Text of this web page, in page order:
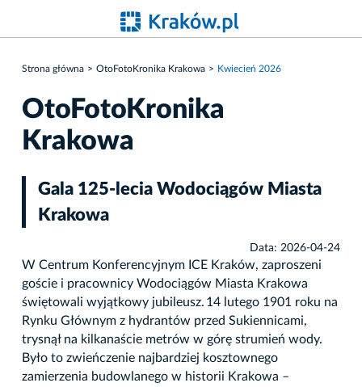
Strona główna OtoFotoKronika Krakowa Kwiecień 2026
OtoFotoKronika
Krakowa
Gala 125-lecia Wodociągów Miasta
Krakowa
Data: 2026-04-24
W Centrum Konferencyjnym ICE Kraków, zaproszeni
goście i pracownicy Wodociągów Miasta Krakowa
świętowali wyjątkowy jubileusz. 14 lutego 1901 roku na
Rynku Głównym z hydrantów przed Sukiennicami,
trysnął na kilkanaście metrów w górę strumień wody.
Było to zwieńczenie najbardziej kosztownego
zamierzenia budowlanego w historii Krakowa –